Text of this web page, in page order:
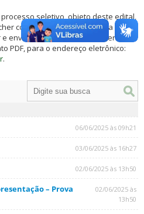
seletivo, objeto deste edital,
completamente e assinar a ficha
enviar via e-mail, em documento
PDF, para o endereço eletrônico:
.
06/06/2025 às 09h21
03/06/2025 às 16h27
02/06/2025 às 13h50
– Prova
02/06/2025 às
13h50